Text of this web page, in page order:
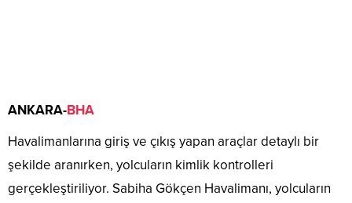
ANKARA-BHA
Havalimanlarına giriş ve çıkış yapan araçlar detaylı bir
şekilde aranırken, yolcuların kimlik kontrolleri
gerçekleştiriliyor. Sabiha Gökçen Havalimanı, yolcuların